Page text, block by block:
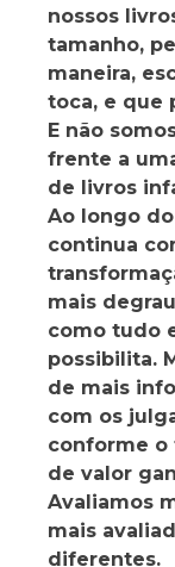
nossos
tamanho,
maneira,
toca, e que
E não
frente a
de livros
Ao longo
continua
mais
como tudo
possibilita.
de mais
com os
conforme o
de valor
Avaliamos
mais
diferentes.